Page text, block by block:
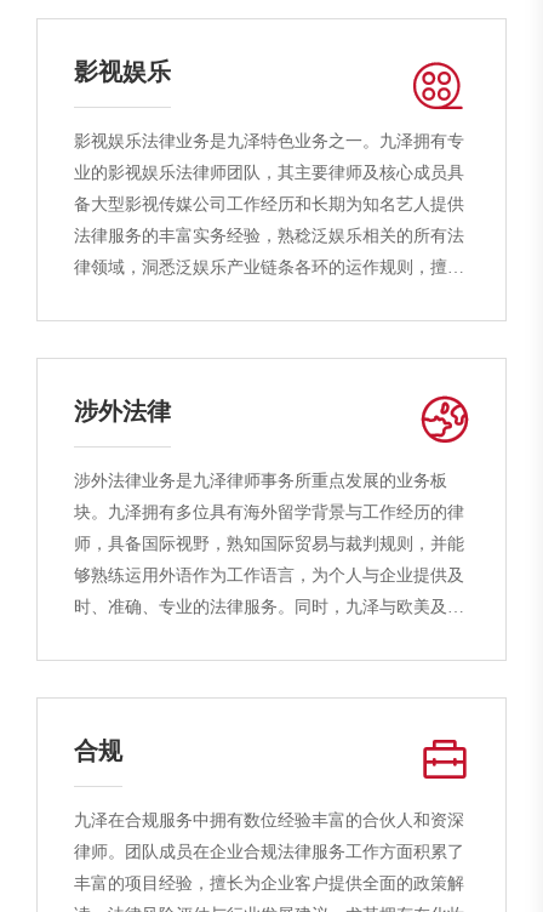
求且合规、可行的整体解决方案，为客户提供最佳的
法律服务。
影视娱乐
影视娱乐法律业务是九泽特色业务之一。九泽拥有专
业的影视娱乐法律师团队，其主要律师及核心成员具
备大型影视传媒公司工作经历和长期为知名艺人提供
法律服务的丰富实务经验，熟稔泛娱乐相关的所有法
律领域，洞悉泛娱乐产业链条各环的运作规则，擅长
影视公司文娱内容的开发、制作、投融资等领域提供
全方位法律解决方案，同时还结合本所知识产权、争
议解决的业务优势，在品牌授权、形象维护、争议解
涉外法律
涉外法律业务是九泽律师事务所重点发展的业务板
块。九泽拥有多位具有海外留学背景与工作经历的律
师，具备国际视野，熟知国际贸易与裁判规则，并能
够熟练运用外语作为工作语言，为个人与企业提供及
时、准确、专业的法律服务。同时，九泽与欧美及港
外公司设立、并购、融资、贸易及争议解决等一站
式、综合性的专业法律服务解决方案。
合规
九泽在合规服务中拥有数位经验丰富的合伙人和资深
律师。团队成员在企业合规法律服务工作方面积累了
丰富的项目经验，擅长为企业客户提供全面的政策解